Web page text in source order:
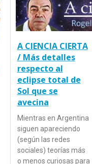
A CIENCIA CIERTA
/ Más detalles
respecto al
eclipse total de
Sol que se
avecina
Mientras en Argentina
siguen apareciendo
(según las redes
sociales) teorías más
o menos curiosas para